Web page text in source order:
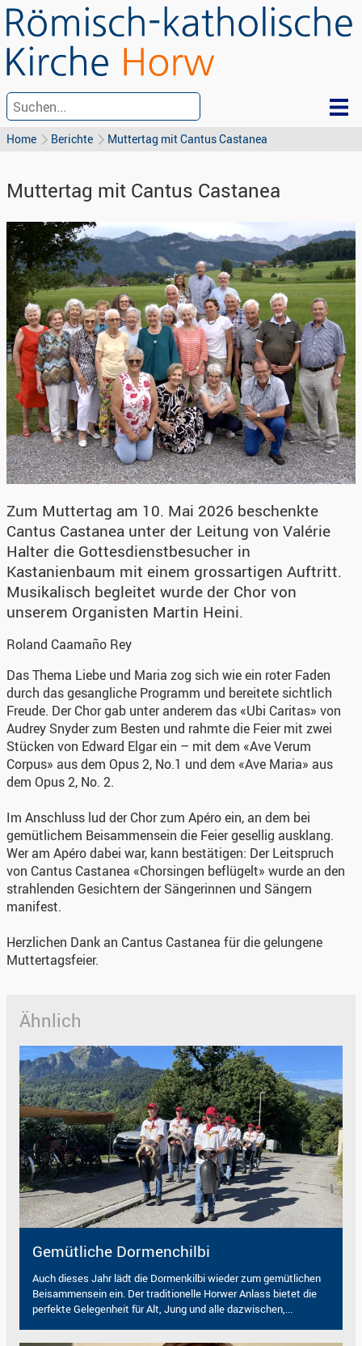
Home Berichte Muttertag mit Cantus Castanea
Muttertag mit Cantus Castanea
Zum Muttertag am 10. Mai 2026 beschenkte
Cantus Castanea unter der Leitung von Valérie
Halter die Gottesdienstbesucher in
Kastanienbaum mit einem grossartigen Auftritt.
Musikalisch begleitet wurde der Chor von
unserem Organisten Martin Heini.
Roland Caamaño Rey
Das Thema Liebe und Maria zog sich wie ein roter Faden
durch das gesangliche Programm und bereitete sichtlich
Freude. Der Chor gab unter anderem das «Ubi Caritas» von
Audrey Snyder zum Besten und rahmte die Feier mit zwei
Stücken von Edward Elgar ein – mit dem «Ave Verum
Corpus» aus dem Opus 2, No.1 und dem «Ave Maria» aus
dem Opus 2, No. 2.
Im Anschluss lud der Chor zum Apéro ein, an dem bei
gemütlichem Beisammensein die Feier gesellig ausklang.
Wer am Apéro dabei war, kann bestätigen: Der Leitspruch
von Cantus Castanea «Chorsingen beflügelt» wurde an den
strahlenden Gesichtern der Sängerinnen und Sängern
manifest.
Herzlichen Dank an Cantus Castanea für die gelungene
Muttertagsfeier.
Ähnlich
Gemütliche Dormenchilbi
Auch dieses Jahr lädt die Dormenkilbi wieder zum gemütlichen
Beisammensein ein. Der traditionelle Horwer Anlass bietet die
perfekte Gelegenheit für Alt, Jung und alle dazwischen,...